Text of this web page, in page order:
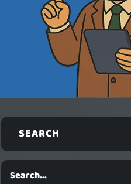
SEARCH